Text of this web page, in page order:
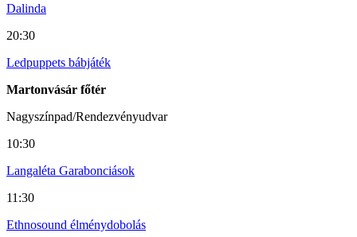
Dalinda
20:30
Ledpuppets bábjáték
Martonvásár főtér
Nagyszínpad/Rendezvényudvar
10:30
Langaléta Garabonciások
11:30
Ethnosound élménydobolás